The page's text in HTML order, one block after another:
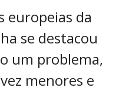
europeias da
se destacou
um problema,
menores e